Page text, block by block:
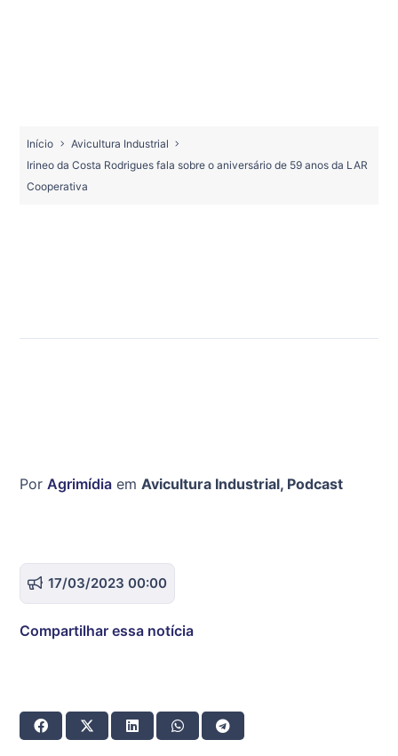
Início
Avicultura Industrial
Irineo da Costa Rodrigues fala sobre o aniversário de 59 anos da LAR
Cooperativa
Por Agrimídia em Avicultura Industrial, Podcast
17/03/2023 00:00
Compartilhar essa notícia